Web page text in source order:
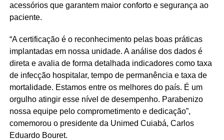
acessórios que garantem maior conforto e segurança ao
paciente.
“A certificação é o reconhecimento pelas boas práticas
implantadas em nossa unidade. A análise dos dados é
direta e avalia de forma detalhada indicadores como taxa
de infecção hospitalar, tempo de permanência e taxa de
mortalidade. Estamos entre os melhores do país. É um
orgulho atingir esse nível de desempenho. Parabenizo
nossa equipe pelo comprometimento e dedicação”,
comemorou o presidente da Unimed Cuiabá, Carlos
Eduardo Bouret.